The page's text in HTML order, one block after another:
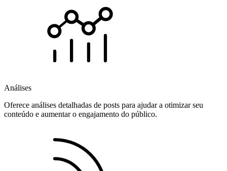
Análises
Oferece análises detalhadas de posts para ajudar a otimizar seu
conteúdo e aumentar o engajamento do público.